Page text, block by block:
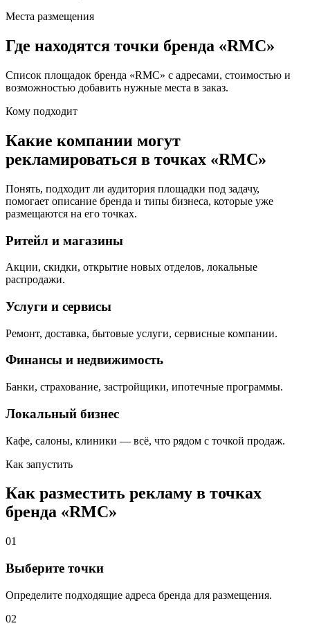
Места размещения
Где находятся точки бренда «RMC»
Список площадок бренда «RMC» с адресами, стоимостью и
возможностью добавить нужные места в заказ.
Кому подходит
Какие компании могут
рекламироваться в точках «RMC»
Понять, подходит ли аудитория площадки под задачу,
помогает описание бренда и типы бизнеса, которые уже
размещаются на его точках.
Ритейл и магазины
Акции, скидки, открытие новых отделов, локальные
распродажи.
Услуги и сервисы
Ремонт, доставка, бытовые услуги, сервисные компании.
Финансы и недвижимость
Банки, страхование, застройщики, ипотечные программы.
Локальный бизнес
Кафе, салоны, клиники — всё, что рядом с точкой продаж.
Как запустить
Как разместить рекламу в точках
бренда «RMC»
01
Выберите точки
Определите подходящие адреса бренда для размещения.
02